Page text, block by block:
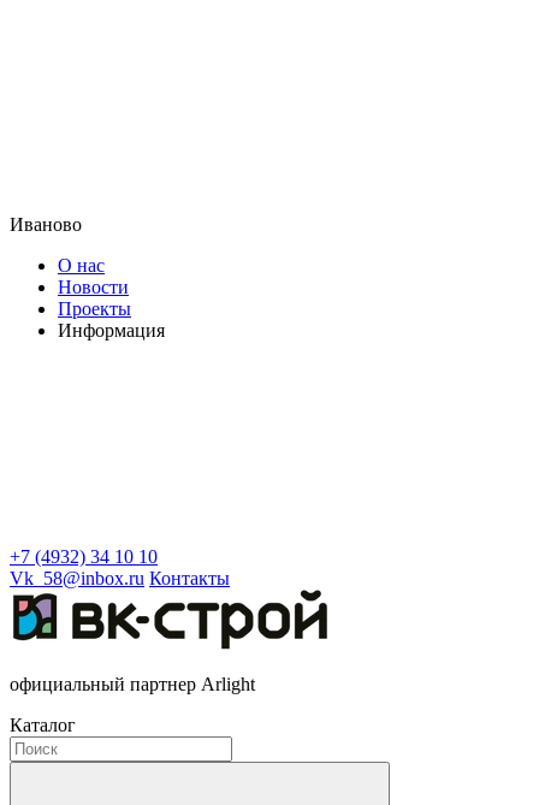
Иваново
О нас
Новости
Проекты
Информация
+7 (4932) 34 10 10
Vk_58@inbox.ru Контакты
официальный партнер Arlight
Каталог